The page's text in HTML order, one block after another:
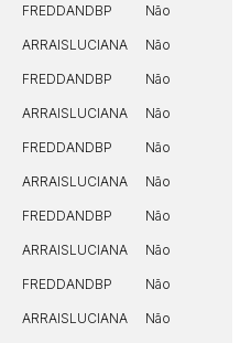
FREDDANDBP Não
ARRAISLUCIANA Não
FREDDANDBP Não
ARRAISLUCIANA Não
FREDDANDBP Não
ARRAISLUCIANA Não
FREDDANDBP Não
ARRAISLUCIANA Não
FREDDANDBP Não
ARRAISLUCIANA Não